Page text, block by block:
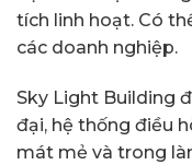
tích linh hoạt. Có
các doanh nghiệp.
Sky Light Building
đại, hệ thống điều
mát mẻ và trong